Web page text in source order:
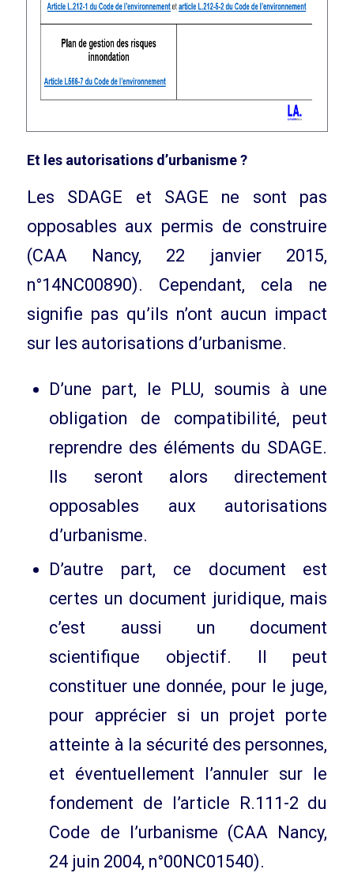
Et les autorisations d’urbanisme ?
Les SDAGE et SAGE ne sont pas
opposables aux permis de construire
(CAA Nancy, 22 janvier 2015,
n°14NC00890). Cependant, cela ne
signifie pas qu’ils n’ont aucun impact
sur les autorisations d’urbanisme.
D’une part, le PLU, soumis à une
obligation de compatibilité, peut
reprendre des éléments du SDAGE.
Ils seront alors directement
opposables aux autorisations
d’urbanisme.
D’autre part, ce document est
certes un document juridique, mais
c’est aussi un document
scientifique objectif. Il peut
constituer une donnée, pour le juge,
pour apprécier si un projet porte
atteinte à la sécurité des personnes,
et éventuellement l’annuler sur le
fondement de l’article R.111-2 du
Code de l’urbanisme (CAA Nancy,
24 juin 2004, n°00NC01540).